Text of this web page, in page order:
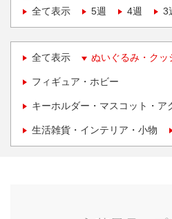
全て表示
5週 4週 3
全て表示 ぬいぐるみ・クッ
フィギュア・ホビー
キーホルダー・マスコット・ア
生活雑貨・インテリア・小物